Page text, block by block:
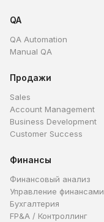
QA
QA Automation
Manual QA
Продажи
Sales
Account Management
Business Development
Customer Success
Финансы
Финансовый анализ
Управление финансами
Бухгалтерия
FP&A / Контроллинг